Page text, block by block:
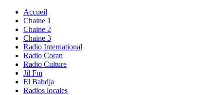
Accueil
Chaine 1
Chaine 2
Chaine 3
Radio International
Radio Coran
Radio Culture
Jil Fm
El Bahdja
Radios locales